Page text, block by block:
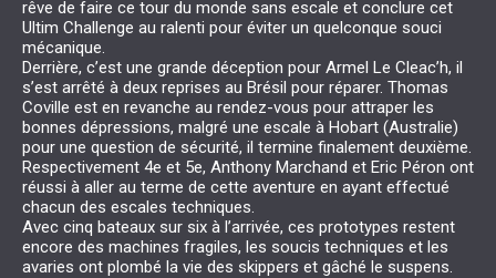
rêve de faire ce tour du monde sans escale et conclure cet
Ultim Challenge au ralenti pour éviter un quelconque souci
mécanique.
Derrière, c’est une grande déception pour Armel Le Cleac’h, il
s’est arrêté à deux reprises au Brésil pour réparer. Thomas
Coville est en revanche au rendez-vous pour attraper les
bonnes dépressions, malgré une escale à Hobart (Australie)
pour une question de sécurité, il termine finalement deuxième.
Respectivement 4e et 5e, Anthony Marchand et Eric Péron ont
réussi à aller au terme de cette aventure en ayant effectué
chacun des escales techniques.
Avec cinq bateaux sur six à l’arrivée, ces prototypes restent
encore des machines fragiles, les soucis techniques et les
avaries ont plombé la vie des skippers et gâché le suspens.